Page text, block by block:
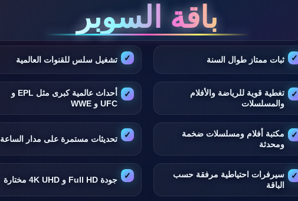
باقة السوبر
ثبات ممتاز طوال السنة تشغيل سلس للقنوات العالمية
تغطية قوية للرياضة والأفلام
والمسلسلات
أحداث عالمية كبرى مثل EPL و
UFC و WWE
مكتبة أفلام ومسلسلات ضخمة
ومحدثة
تحديثات مستمرة على مدار الساعة
سيرفرات احتياطية مرفقة حسب
الباقة
جودة Full HD و 4K UHD مختارة